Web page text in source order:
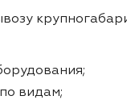
видам;